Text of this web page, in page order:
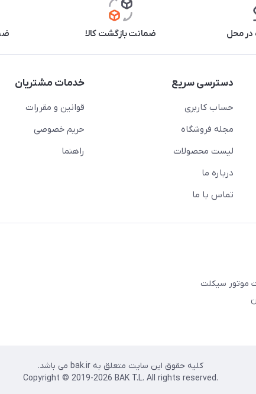
در محل ضمانت بازگشت کالا
دسترسی سریع
حساب کاربری
مجله فروشگاه
لیست محصولات
درباره ما
تماس با ما
خدمات مشتریان
قوانین و مقررات
حریم خصوصی
راهنما
موتور سیکلت
کلیه حقوق این سایت متعلق به bak.ir می باشد.
.Copyright © 2019-2026 BAK T.L. All rights reserved